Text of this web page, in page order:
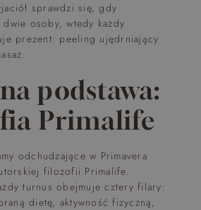
sprawdzi się, gdy
osoby, wtedy każdy
prezent: peeling ujędrniający
podstawa:
Primalife
odchudzające w Primavera
filozofii Primalife.
turnus obejmuje cztery filary:
dietę, aktywność fizyczną,